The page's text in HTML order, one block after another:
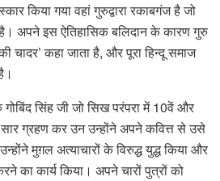
किया गया वहां गुरुद्वारा रकाबगंज है जो
अपने इस ऐतिहासिक बलिदान के कारण गुरु
चादर’ कहा जाता है, और पूरा हिन्दू समाज
सिंह जी जो सिख परंपरा में 10वें और
ग्रहण कर उन उन्होंने अपने कवित्त से उसे
मुग़ल अत्याचारों के विरुद्ध युद्ध किया और
का कार्य किया। अपने चारों पुत्रों को